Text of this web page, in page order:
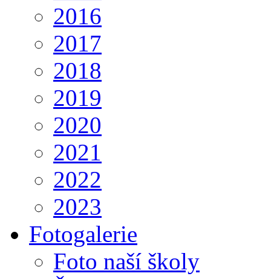
2016
2017
2018
2019
2020
2021
2022
2023
Fotogalerie
Foto naší školy